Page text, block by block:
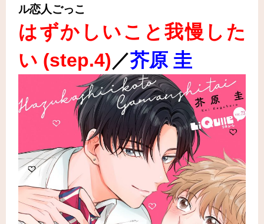
ル恋人ごっこ
はずかしいこと我慢した
い (step.4)／芥原 圭